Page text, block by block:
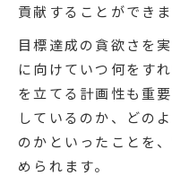
貢献することができま
目標達成の貪欲さを
に向けていつ何をす
を立てる計画性も重
しているのか、どの
のかといったことを
められます。